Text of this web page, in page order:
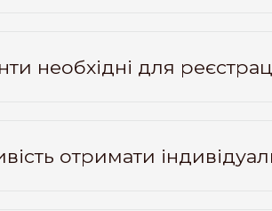
необхідні для
отримати